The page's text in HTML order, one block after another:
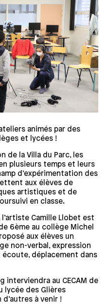
animés par des
et lycées !
de la Villa du Parc, les
plusieurs temps et leurs
d’expérimentation des
aux élèves de
artistiques et de
en classe.
Camille Llobet est
6ème au collège Michel
aux élèves un
non-verbal, expression
déplacement dans
interviendra au CECAM de
lycée des Glières
d’autres à venir !